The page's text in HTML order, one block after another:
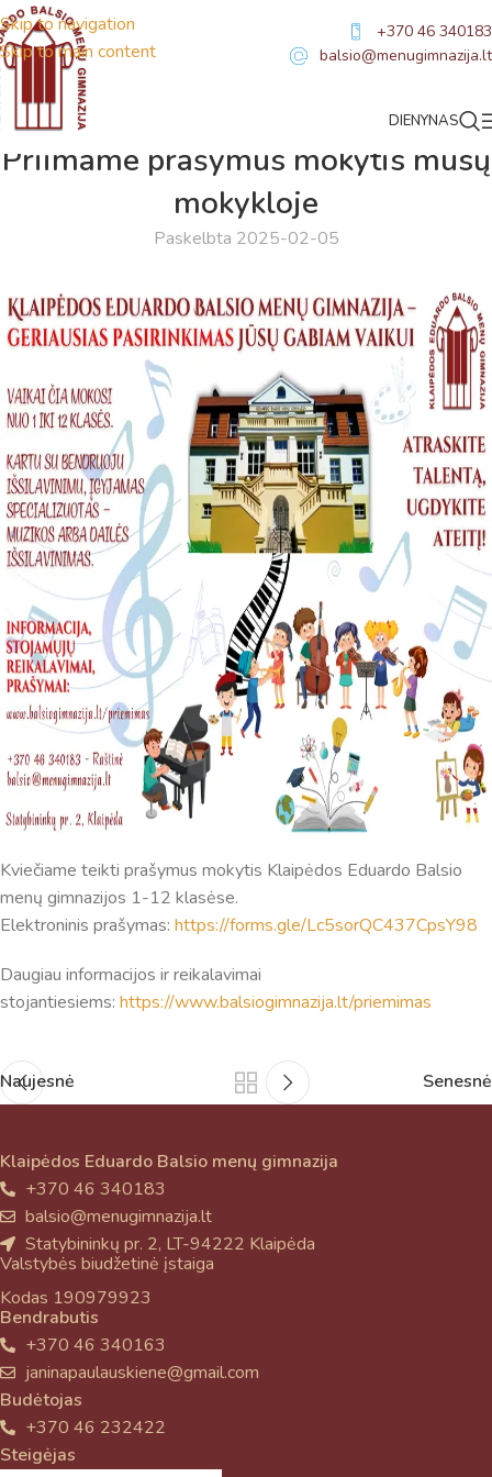
Skip to navigation
Skip to main content
+370 46 340183
balsio@menugimnazija.lt
DIENYNAS
Priimame prašymus mokytis mūsų
mokykloje
Paskelbta 2025-02-05
Kviečiame teikti prašymus mokytis Klaipėdos Eduardo Balsio
menų gimnazijos 1-12 klasėse.
Elektroninis prašymas: https://forms.gle/Lc5sorQC437CpsY98
Daugiau informacijos ir reikalavimai
stojantiesiems: https://www.balsiogimnazija.lt/priemimas
Naujesnė Senesnė
Klaipėdos Eduardo Balsio menų gimnazija
+370 46 340183
balsio@menugimnazija.lt
Statybininkų pr. 2, LT-94222 Klaipėda
Valstybės biudžetinė įstaiga
Kodas 190979923
Bendrabutis
+370 46 340163
janinapaulauskiene@gmail.com
Budėtojas
+370 46 232422
Steigėjas
Virtualus asistentas E. Balsio gimnazijos DI
Sveiki! Taip, aš esu virtualus. Tačiau dirbtinis intelektas
suteikia man galimybę ne tik analizuoti Jūsų klausimą, bet
dar tobulai atsimenu visą šioje svetainėje pateiktą
informaciją. Jei visgi man pritrūks išmanumo - pateiksiu
Jums reikiamus kontaktus, kur galėsite pasiklausti
atsakingo specialisto.
Taigi... kuo galėčiau Jums padėti?